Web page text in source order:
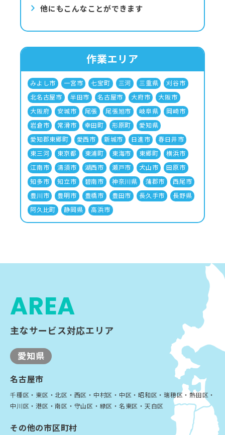
他にもこんなことができます
作業エリア
みよし市 一宮市 七宝町 三河 三重県
刈谷市
北名古屋市
半田市 名古屋市 大府市
大阪市
大阪府
安城市 尾張 尾張旭市 岐阜県
岡崎市
岩倉市
常滑市 幸田町 形原町
愛知県
愛知郡東郷町
愛西市 新城市 日進市
春日井市
東三河
東京都 東浦町 東海市 東郷町
横浜市
江南市
清須市 湖西市 瀬戸市 犬山市
田原市
知多市
知立市 碧南市 神奈川県 蒲郡市
西尾市
豊川市
豊明市 豊橋市 豊田市 長久手市
長野県
阿久比町
静岡県 高浜市
AREA
主なサービス対応エリア
愛知県
名古屋市
千種区・東区・北区・西区・中村区・中区・昭和区・瑞穂区・熱田区・
中川区・港区・南区・守山区・緑区・名東区・天白区
その他の市区町村